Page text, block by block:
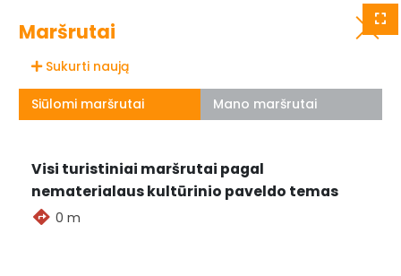
Maršrutai
Siūlomi maršrutai Mano maršrutai
Sukurti naują
Visi turistiniai maršrutai pagal
nematerialaus kultūrinio paveldo temas
0 m
Grįžti
Visos seniūnijos